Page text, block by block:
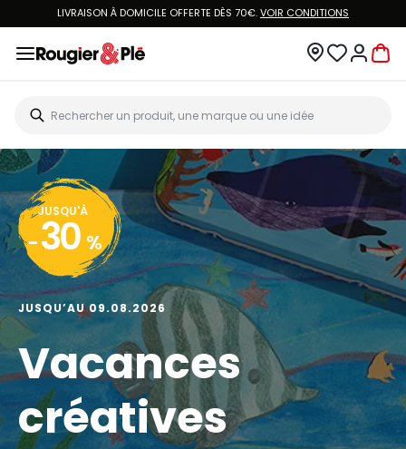
LIVRAISON À DOMICILE OFFERTE DÈS 70€.VOIR CONDITIONS
JUSQU'À
- 30 %
JUSQU’AU 09.08.2026
Vacances
créatives